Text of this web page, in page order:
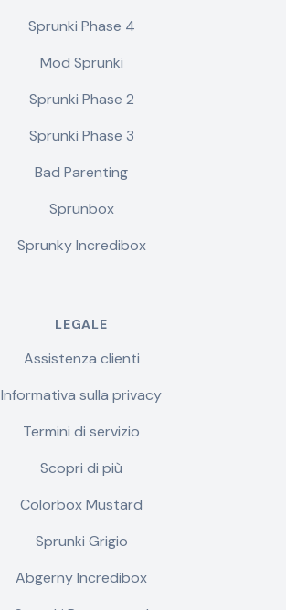
Sprunki Phase 4
Mod Sprunki
Sprunki Phase 2
Sprunki Phase 3
Bad Parenting
Sprunbox
Sprunky Incredibox
LEGALE
Assistenza clienti
Informativa sulla privacy
Termini di servizio
Scopri di più
Colorbox Mustard
Sprunki Grigio
Abgerny Incredibox